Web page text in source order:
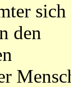
sich
den